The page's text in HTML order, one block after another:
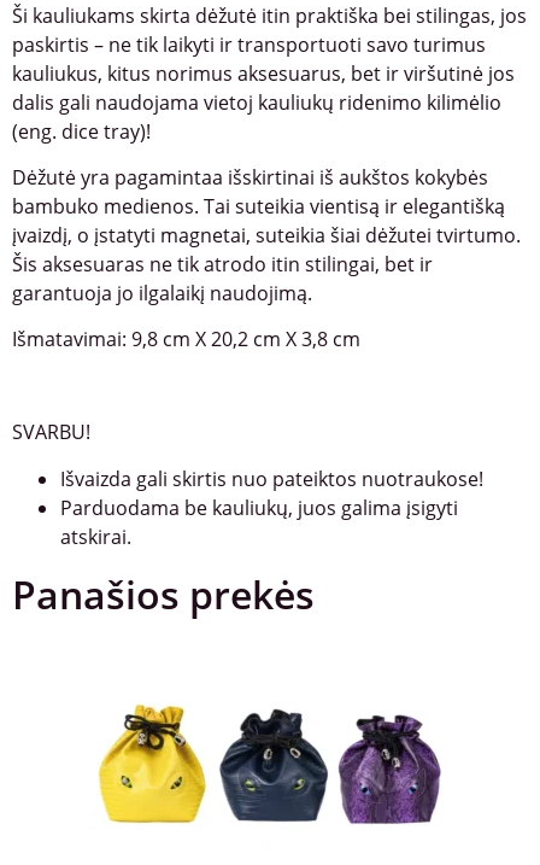
Ši kauliukams skirta dėžutė itin praktiška bei stilingas, jos
paskirtis – ne tik laikyti ir transportuoti savo turimus
kauliukus, kitus norimus aksesuarus, bet ir viršutinė jos
dalis gali naudojama vietoj kauliukų ridenimo kilimėlio
(eng. dice tray)!
Dėžutė yra pagamintaa išskirtinai iš aukštos kokybės
bambuko medienos. Tai suteikia vientisą ir elegantišką
įvaizdį, o įstatyti magnetai, suteikia šiai dėžutei tvirtumo.
Šis aksesuaras ne tik atrodo itin stilingai, bet ir
garantuoja jo ilgalaikį naudojimą.
Išmatavimai: 9,8 cm X 20,2 cm X 3,8 cm
SVARBU!
Išvaizda gali skirtis nuo pateiktos nuotraukose!
Parduodama be kauliukų, juos galima įsigyti
atskirai.
Panašios prekės